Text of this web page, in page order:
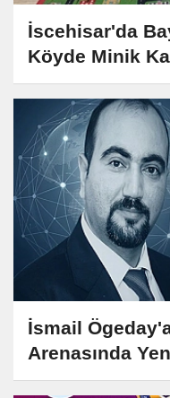
İscehisar'da
Köyde Minik
İsmail
Arenasında